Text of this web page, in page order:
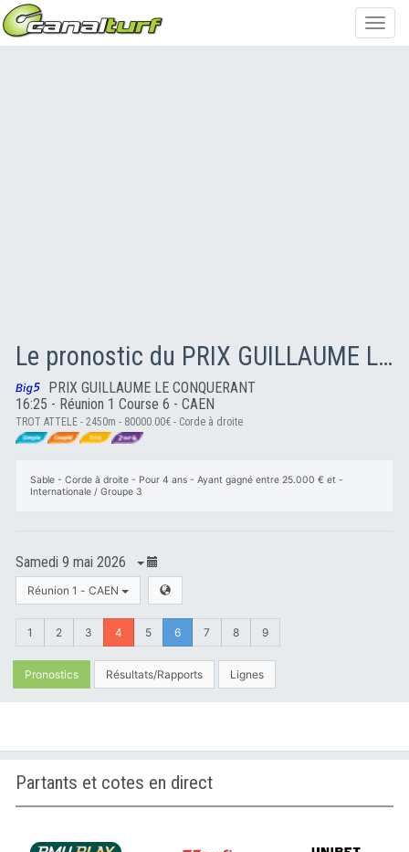
Le pronostic du PRIX GUILLAUME LE CONQUERANT
PRIX GUILLAUME LE CONQUERANT
16:25 - Réunion 1 Course 6 - CAEN
TROT ATTELE - 2450m - 80000.00€ - Corde à droite
Sable - Corde à droite - Pour 4 ans - Ayant gagné entre 25.000 € et -
Internationale / Groupe 3
Samedi 9 mai 2026
Réunion 1 - CAEN
1 2 3 4 5 6 7 8 9
Pronostics Résultats/Rapports Lignes
Partants et cotes en direct